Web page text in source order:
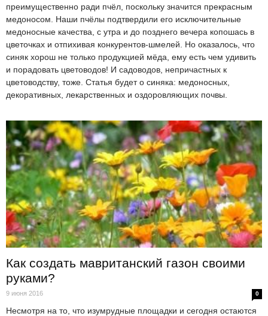
преимущественно ради пчёл, поскольку значится прекрасным
медоносом. Наши пчёлы подтвердили его исключительные
медоносные качества, с утра и до позднего вечера копошась в
цветочках и отпихивая конкурентов-шмелей. Но оказалось, что
синяк хорош не только продукцией мёда, ему есть чем удивить
и порадовать цветоводов! И садоводов, непричастных к
цветоводству, тоже. Статья будет о синяка: медоносных,
декоративных, лекарственных и оздоровляющих почвы.
Как создать мавританский газон своими
руками?
9 июня 2016 0
Несмотря на то, что изумрудные площадки и сегодня остаются